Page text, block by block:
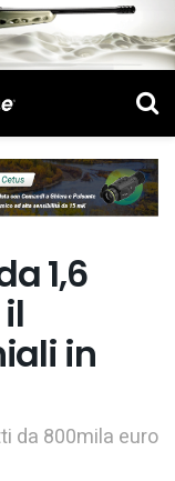
1,6
in
da 800mila euro